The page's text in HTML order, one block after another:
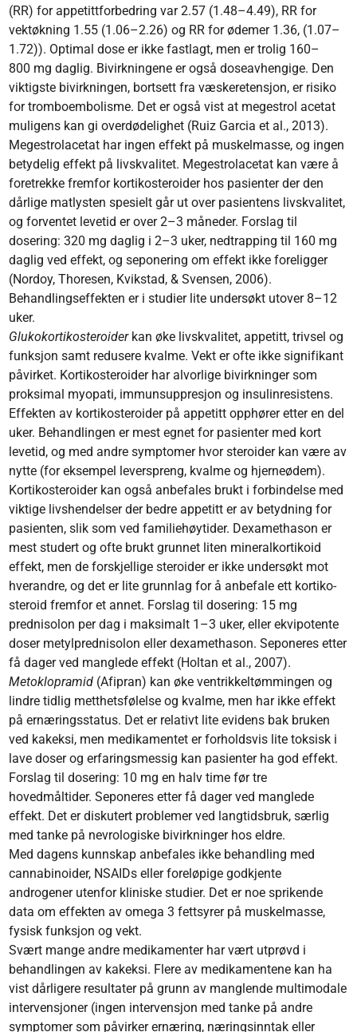
(RR) for appetittforbedring var 2.57 (1.48–4.49), RR for
vektøkning 1.55 (1.06–2.26) og RR for ødemer 1.36, (1.07–
1.72)). Optimal dose er ikke fastlagt, men er trolig 160–
800 mg daglig. Bivirkningene er også doseavhengige. Den
viktigste bivirkningen, bortsett fra væskeretensjon, er risiko
for tromboembolisme. Det er også vist at megestrol acetat
muligens kan gi overdødelighet (Ruiz Garcia et al., 2013).
Megestrolacetat har ingen effekt på muskelmasse, og ingen
betydelig effekt på livskvalitet. Megestrolacetat kan være å
foretrekke fremfor kortikosteroider hos pasienter der den
dårlige matlysten spesielt går ut over pasientens livskvalitet,
og forventet levetid er over 2–3 måneder. Forslag til
dosering: 320 mg daglig i 2–3 uker, nedtrapping til 160 mg
daglig ved effekt, og seponering om effekt ikke foreligger
(Nordoy, Thoresen, Kvikstad, & Svensen, 2006).
Behandlingseffekten er i studier lite undersøkt utover 8–12
uker.
Glukokortikosteroiderkan øke livskvalitet, appetitt, trivsel og
funksjon samt redusere kvalme. Vekt er ofte ikke signifikant
påvirket. Kortikosteroider har alvorlige bivirkninger som
proksimal myopati, immunsuppresjon og insulinresistens.
Effekten av kortikosteroider på appetitt opphører etter en del
uker. Behandlingen er mest egnet for pasienter med kort
levetid, og med andre symptomer hvor steroider kan være av
nytte (for eksempel leverspreng, kvalme og hjerneødem).
Kortikosteroider kan også anbefales brukt i forbindelse med
viktige livshendelser der bedre appetitt er av betydning for
pasienten, slik som ved familiehøytider. Dexamethason er
mest studert og ofte brukt grunnet liten mineralkortikoid
effekt, men de forskjellige steroider er ikke undersøkt mot
hverandre, og det er lite grunnlag for å anbefale ett kortiko­
steroid fremfor et annet. Forslag til dosering: 15 mg
prednisolon per dag i maksimalt 1–3 uker, eller ekvipotente
doser metylprednisolon eller dexamethason. Seponeres etter
få dager ved manglede effekt (Holtan et al., 2007).
Metoklopramid (Afipran) kan øke ventrikkeltømmingen og
lindre tidlig metthetsfølelse og kvalme, men har ikke effekt
på ernæringsstatus. Det er relativt lite evidens bak bruken
ved kakeksi, men medikamentet er forholdsvis lite toksisk i
lave doser og erfaringsmessig kan pasienter ha god effekt.
Forslag til dosering: 10 mg en halv time før tre
hovedmåltider. Seponeres etter få dager ved manglede
effekt. Det er diskutert problemer ved langtidsbruk, særlig
med tanke på nevrologiske bivirkninger hos eldre.
Med dagens kunnskap anbefales ikke behandling med
cannabinoider, NSAIDs eller foreløpige godkjente
androgener utenfor kliniske studier. Det er noe sprikende
data om effekten av omega 3 fettsyrer på muskelmasse,
fysisk funksjon og vekt.
Svært mange andre medikamenter har vært utprøvd i
behandlingen av kakeksi. Flere av medikamentene kan ha
vist dårligere resultater på grunn av manglende multimodale
inter­vensjoner (ingen intervensjon med tanke på andre
symptomer som påvirker ernæring, næringsinntak eller